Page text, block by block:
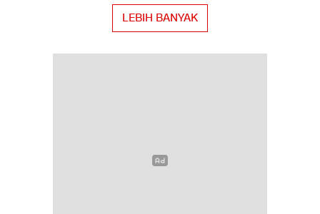
LEBIH BANYAK